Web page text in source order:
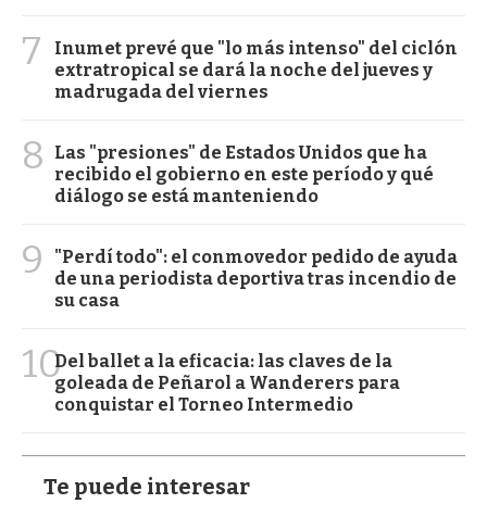
7
Inumet prevé que "lo más intenso" del ciclón
extratropical se dará la noche del jueves y
madrugada del viernes
8
Las "presiones" de Estados Unidos que ha
recibido el gobierno en este período y qué
diálogo se está manteniendo
9
"Perdí todo": el conmovedor pedido de ayuda
de una periodista deportiva tras incendio de
su casa
10Del ballet a la eficacia: las claves de la
goleada de Peñarol a Wanderers para
conquistar el Torneo Intermedio
Te puede interesar